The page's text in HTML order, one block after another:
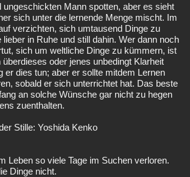
ungeschickten Mann spotten, aber es sieht
sich unter die lernende Menge mischt. Im
verzichten, sich umtausend Dinge zu
in Ruhe und still dahin. Wer dann noch
sich um weltliche Dinge zu kümmern, ist
oder jenes unbedingt Klarheit
er dies tun; aber er sollte mitdem Lernen
sobald er sich unterrichtet hat. Das beste
an solche Wünsche gar nicht zu hegen
zuenthalten.
Stille: Yoshida Kenko
Leben so viele Tage im Suchen verloren.
Dinge nicht.